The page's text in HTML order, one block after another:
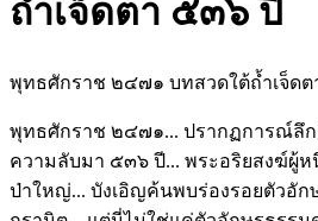
ถ้ำเจ็ดตา ๕๓๖ ปี
พุทธศักราช ๒๔๗๑ บทสวดใต้ถ้ำเจ็ดต
พุทธศักราช ๒๔๗๑... ปรากฏการณ์ลึก
ความลับมา ๕๓๖ ปี... พระอริยสงฆ์ผู้ห
ป่าใหญ่... บังเอิญค้นพบร่องรอยตัวอั